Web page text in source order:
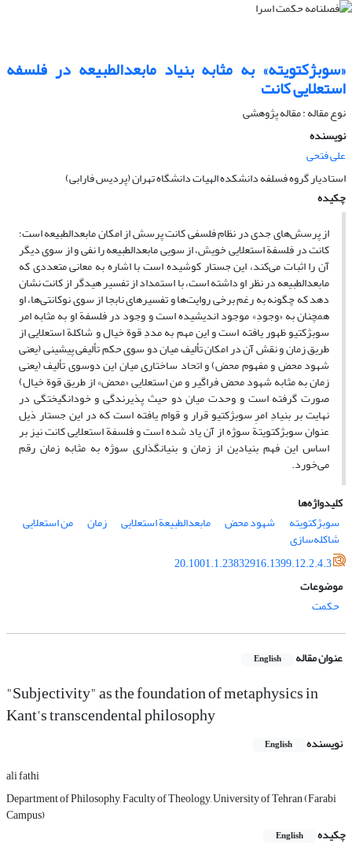
«سوبژکتویته» به مثابه بنیاد مابعدالطبیعه در فلسفه
استعلایی کانت
نوع مقاله : مقاله پژوهشی
نویسنده
علی فتحی
استادیار گروه فسلفه دانشکده الهیات دانشگاه تهران (پردیس فارابی)
چکیده
از پرسش‌های جدی در نظام فلسفی کانت پرسش از امکان مابعدالطبیعه است؛
کانت در فلسفة استعلایی خویش، از سویی مابعدالطبیعه را نفی و از سوی دیگر
آن را اثبات می‌کند، این جستار کوشیده است با اشاره به معانی متعددی که
مابعدالطبیعه در نظر او داشته است، با استمداد از تفسیر هیدگر از کانت نشان
دهد که چگونه به رغم برخی روایت‌ها و تفسیرهای نابجا از سوی نوکانتی‌ها، او
همچنان به «وجودِ» موجود اندیشیده است و وجود در فلسفة او به مثابه امر
سوبژکتیو ظهور یافته است و این مهم به مددِ قوة خیال و شاکلة استعلایی از
طریق زمان و نقش آن در امکان تألیف میان دو سوی حکم تألیفی پیشینی (یعنی
شهود محض و مفهوم محض) و اتحاد ساختاری میان این دوسوی تألیف (یعنی
زمان به مثابه شهود محض فراگیر و من استعلایی «محض» از طریق قوة خیال)
صورت گرفته است و وحدت میان دو حیث پذیرندگی و خودانگیختگی در
نهایت بر بنیادِ امرِ سوبژکتیو قرار و قوام یافته است که در این جستار ذیل
عنوان سوبژکتویتة سوژه از آن یاد شده است و فلسفة استعلایی کانت نیز بر
اساس این فهم بنیادین از زمان و بنیانگذاری سوژه به مثابه زمان رقم
می‌خورد.
کلیدواژه‌ها
سوبژکتویته
شهود محض مابعدالطبیعة استعلایی زمان من استعلایی
شاکله‌سازی
20.1001.1.23832916.1399.12.2.4.3
موضوعات
حکمت
عنوان مقاله English
"Subjectivity" as the foundation of metaphysics in
Kant's transcendental philosophy
نویسنده English
ali fathi
Department of Philosophy, Faculty of Theology, University of Tehran (Farabi
Campus)
چکیده
English